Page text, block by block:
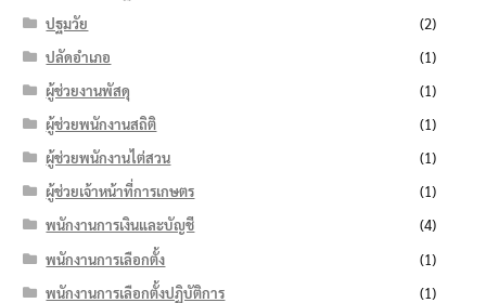
ปฐมวัย
(2)
ปลัดอำเภอ
(1)
ผู้ช่วยงานพัสดุ
(1)
ผู้ช่วยพนักงานสถิติ
(1)
ผู้ช่วยพนักงานไต่สวน
(1)
ผู้ช่วยเจ้าหน้าที่การเกษตร
(1)
พนักงานการเงินและบัญชี
(4)
พนักงานการเลือกตั้ง
(1)
พนักงานการเลือกตั้งปฏิบัติการ
(1)